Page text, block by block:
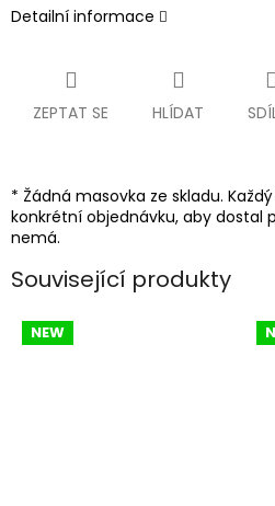
Detailní informace
ZEPTAT SE HLÍDAT
* Žádná masovka ze skladu.
konkrétní objednávku, aby dostal
nemá.
Související produkty
NEW